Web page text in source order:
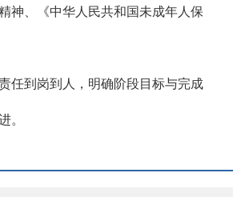
神、《中华人民共和国未成年人保
任到岗到人，明确阶段目标与完成
。